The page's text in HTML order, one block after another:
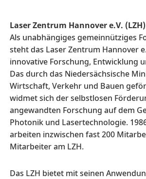
Laser Zentrum Hannover e.V. (LZH)
Als unabhängiges gemeinnütziges
steht das Laser Zentrum Hannover
innovative Forschung, Entwicklung
Das durch das Niedersächsische
Wirtschaft, Verkehr und Bauen
widmet sich der selbstlosen
angewandten Forschung auf dem
Photonik und Lasertechnologie.
arbeiten inzwischen fast 200
Mitarbeiter am LZH.
Das LZH bietet mit seinen